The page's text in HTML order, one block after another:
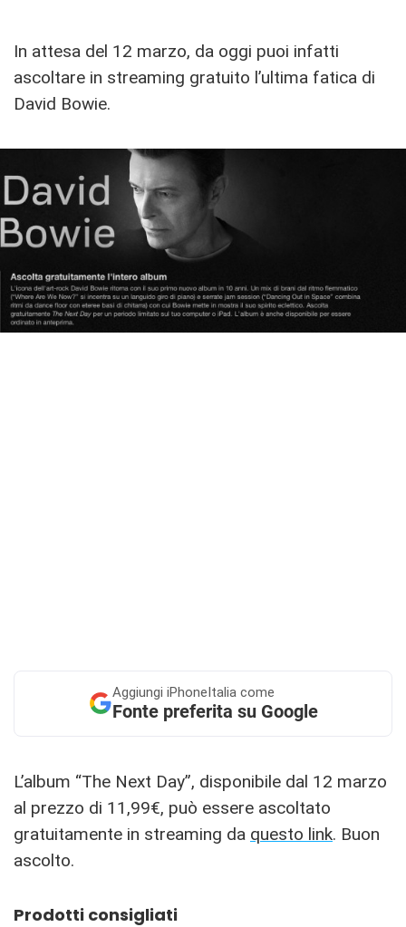
In attesa del 12 marzo, da oggi puoi infatti
ascoltare in streaming gratuito l’ultima fatica di
David Bowie.
Aggiungi iPhoneItalia come
Fonte preferita su Google
L’album “The Next Day”, disponibile dal 12 marzo
al prezzo di 11,99€, può essere ascoltato
gratuitamente in streaming da questo link. Buon
ascolto.
Prodotti consigliati